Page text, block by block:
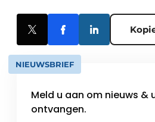
NIEUWSBRIEF
Meld u aan om nieuws &
ontvangen.